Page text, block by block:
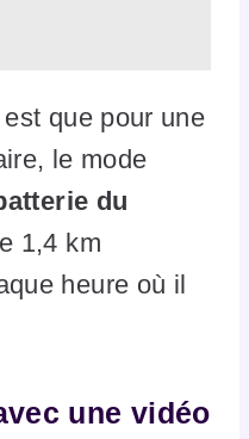
que pour une
le mode
du
1,4 km
heure où il
une vidéo